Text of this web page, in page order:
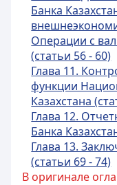
Банка
Операции с
(статьи 56 - 60)
Глава 11.
функции
Казахстана
Глава 12.
Банка
Глава 13.
(статьи 69 - 74)
В оригинале